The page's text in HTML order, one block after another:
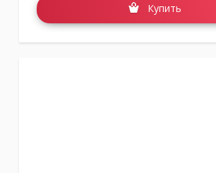
Купить